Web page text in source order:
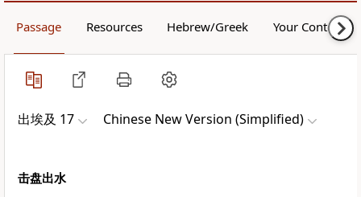
Passage Resources Hebrew/Greek Your Content
出埃及 17 Chinese New Version (Simplified)
击盘出水